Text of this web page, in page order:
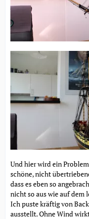
Und hier wird ein
schöne, nicht
dass es eben so
nicht so aus wie auf
Ich puste kräftig von
ausstellt. Ohne Wind